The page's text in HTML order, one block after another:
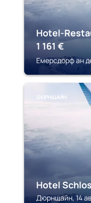
Hotel-
1 161 €
Емерсдорф ан
ДЮРНЩАЙН
Hotel
Дюрнщайн, 14